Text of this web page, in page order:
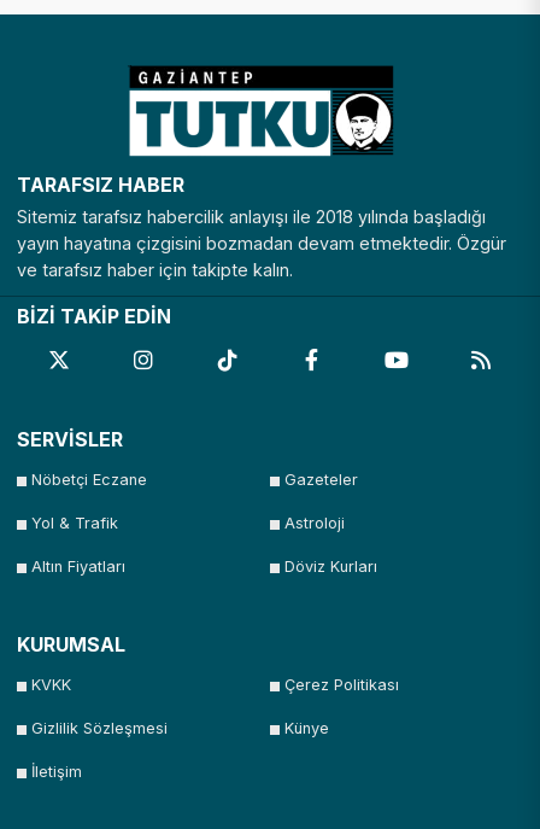
TARAFSIZ HABER
Sitemiz tarafsız habercilik anlayışı ile 2018 yılında başladığı
yayın hayatına çizgisini bozmadan devam etmektedir. Özgür
ve tarafsız haber için takipte kalın.
BİZİ TAKİP EDİN
SERVİSLER
Nöbetçi Eczane Gazeteler
Yol & Trafik Astroloji
Altın Fiyatları Döviz Kurları
KURUMSAL
KVKK Çerez Politikası
Gizlilik Sözleşmesi Künye
İletişim